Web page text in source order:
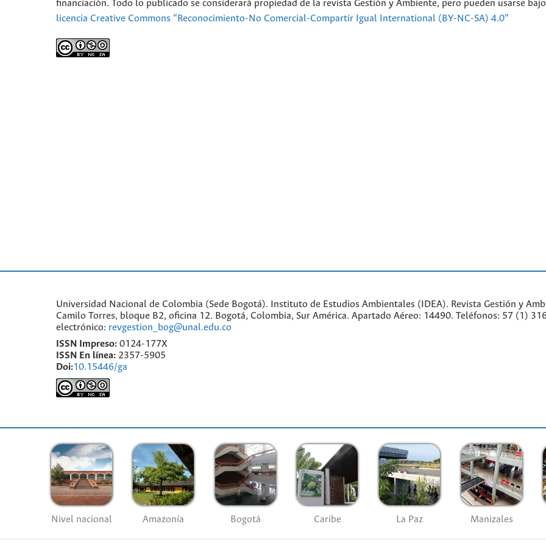
financiación. Todo lo publicado se considerará propiedad de la revista Gestión y Ambiente, pero pueden usarse
licencia Creative Commons “Reconocimiento-No Comercial-Compartir Igual International (BY-NC-SA) 4.0”
Universidad Nacional de Colombia (Sede Bogotá). Instituto de Estudios Ambientales (IDEA). Revista Gestión y
Camilo Torres, bloque B2, oficina 12. Bogotá, Colombia, Sur América. Apartado Aéreo: 14490. Teléfonos: 57 (1)
electrónico: revgestion_bog@unal.edu.co
ISSN Impreso: 0124-177X
ISSN En línea: 2357-5905
Doi:10.15446/ga
Nivel nacional Amazonía Bogotá Caribe La Paz Manizales